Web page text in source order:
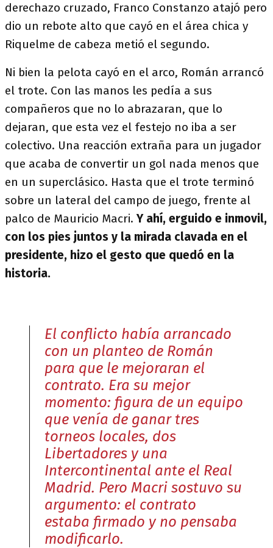
derechazo cruzado, Franco Constanzo atajó pero
dio un rebote alto que cayó en el área chica y
Riquelme de cabeza metió el segundo.
Ni bien la pelota cayó en el arco, Román arrancó
el trote. Con las manos les pedía a sus
compañeros que no lo abrazaran, que lo
dejaran, que esta vez el festejo no iba a ser
colectivo. Una reacción extraña para un jugador
que acaba de convertir un gol nada menos que
en un superclásico. Hasta que el trote terminó
sobre un lateral del campo de juego, frente al
palco de Mauricio Macri. Y ahí, erguido e inmovil,
con los pies juntos y la mirada clavada en el
presidente, hizo el gesto que quedó en la
historia.
El conflicto había arrancado
con un planteo de Román
para que le mejoraran el
contrato. Era su mejor
momento: figura de un equipo
que venía de ganar tres
torneos locales, dos
Libertadores y una
Intercontinental ante el Real
Madrid. Pero Macri sostuvo su
argumento: el contrato
estaba firmado y no pensaba
modificarlo.